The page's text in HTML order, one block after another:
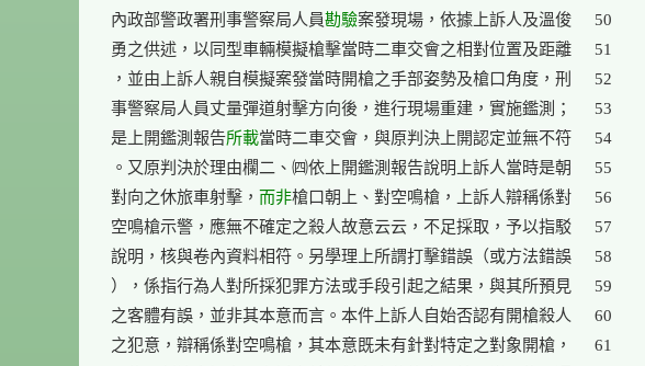
內政部警政署刑事警察局人員勘驗案發現場，依據上訴人及溫俊
勇之供述，以同型車輛模擬槍擊當時二車交會之相對位置及距離
，並由上訴人親自模擬案發當時開槍之手部姿勢及槍口角度，刑
事警察局人員丈量彈道射擊方向後，進行現場重建，實施鑑測；
是上開鑑測報告所載當時二車交會，與原判決上開認定並無不符
。又原判決於理由欄二、㈣依上開鑑測報告說明上訴人當時是朝
對向之休旅車射擊， 而非槍口朝上、對空鳴槍，上訴人辯稱係對
空鳴槍示警，應無不確定之殺人故意云云，不足採取，予以指駁
說明，核與卷內資料相符。另學理上所謂打擊錯誤（或方法錯誤
），係指行為人對所採犯罪方法或手段引起之結果，與其所預見
之客體有誤，並非其本意而言。本件上訴人自始否認有開槍殺人
之犯意，辯稱係對空鳴槍，其本意既未有針對特定之對象開槍，
50
51
52
53
54
55
56
57
58
59
60
61